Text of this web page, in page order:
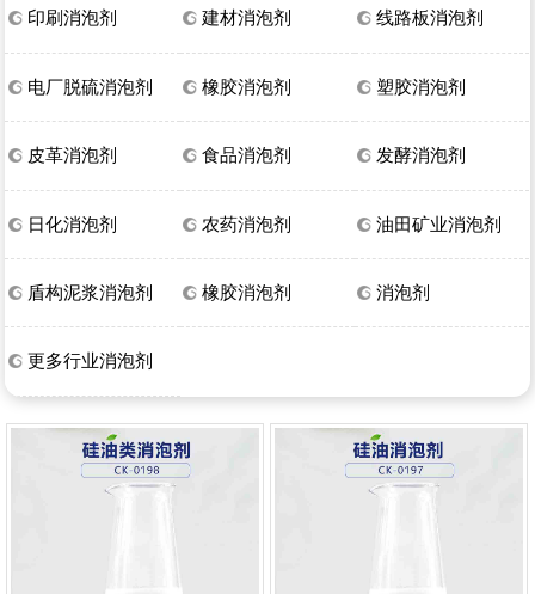
印刷消泡剂 建材消泡剂 线路板消泡剂
电厂脱硫消泡剂 橡胶消泡剂 塑胶消泡剂
皮革消泡剂 食品消泡剂 发酵消泡剂
日化消泡剂 农药消泡剂 油田矿业消泡剂
盾构泥浆消泡剂 橡胶消泡剂 消泡剂
更多行业消泡剂